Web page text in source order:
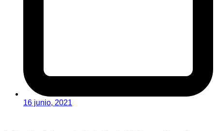
16 junio, 2021